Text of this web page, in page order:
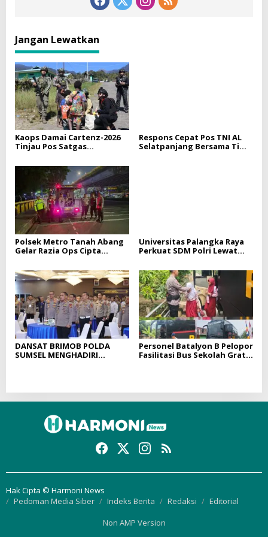
Jangan Lewatkan
Kaops Damai Cartenz-2026
Tinjau Pos Satgas
Cartenz di Sinak, Perkuat
Pendekatan Humanis
Bersama Masyarakat
Respons Cepat Pos TNI AL
Selatpanjang Bersama Tim
Polsek Metro Tanah Abang
Gelar Razia Ops Cipta
Jalanan dan Tingkatkan
Keamanan Wilayah
Universitas Palangka Raya
Perkuat SDM Polri Lewat
DANSAT BRIMOB POLDA
SUMSEL MENGHADIRI
AKSELERASI TRANSFORMASI
POLRI UNTUK MASYARAKAT
Personel Batalyon B Pelopor
Fasilitasi Bus Sekolah Gratis
Hak Cipta © Harmoni News
Pedoman Media Siber
Indeks Berita Redaksi
Editorial
Non AMP Version